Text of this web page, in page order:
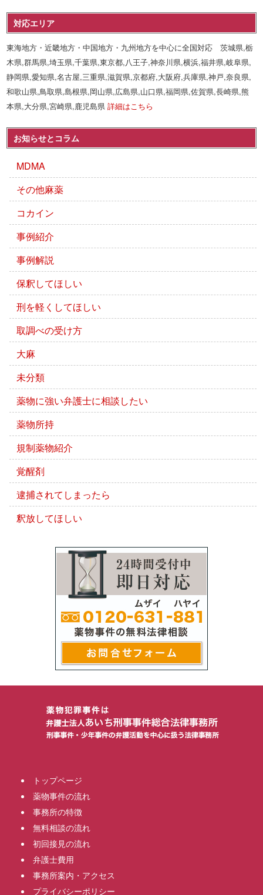
対応エリア
東海地方・近畿地方・中国地方・九州地方を中心に全国対応 茨城県,栃
木県,群馬県,埼玉県,千葉県,東京都,八王子,神奈川県,横浜,福井県,岐阜県,
静岡県,愛知県,名古屋,三重県,滋賀県,京都府,大阪府,兵庫県,神戸,奈良県,
和歌山県,鳥取県,島根県,岡山県,広島県,山口県,福岡県,佐賀県,長崎県,熊
本県,大分県,宮崎県,鹿児島県詳細はこちら
お知らせとコラム
MDMA
その他麻薬
コカイン
事例紹介
事例解説
保釈してほしい
刑を軽くしてほしい
取調べの受け方
大麻
未分類
薬物に強い弁護士に相談したい
薬物所持
規制薬物紹介
覚醒剤
逮捕されてしまったら
釈放してほしい
トップページ
薬物事件の流れ
事務所の特徴
無料相談の流れ
初回接見の流れ
弁護士費用
事務所案内・アクセス
プライバシーポリシー